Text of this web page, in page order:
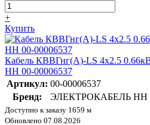
+
Купить
Кабель КВВГнг(А)-LS 4х2.5
НН 00-00006537
Артикул: 00-00006537
Бренд:
ЭЛЕКТРОКАБЕЛЬ НН
Доступно к заказу 1659 м
Обновлено 07.08.2026